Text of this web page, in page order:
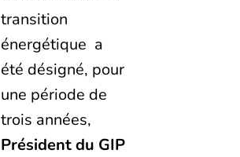
transition
énergétique a
été désigné, pour
une période de
trois années,
Président du GIP